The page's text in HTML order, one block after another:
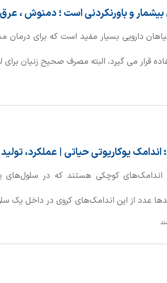
و باورنکردنی است ؛ دمنوش ،
گیاهان دارویی بسیار مفید است که برای
قرار می گیرد، البته مصرف صحیح زنیان
اندامک یوکاریوتی حیاتی | عملکرد،
اندامک‌های کوچکی هستند که در سلول‌های
عدد از این اندامک‌های کروی در داخل یک
نیز شناخته می‌شوند، توسط یک غشای واحد
را از طریق واکنش‌های اکسیداسیون تجزیه